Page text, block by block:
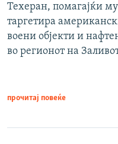
Техеран, помагајќи
таргетира
воени објекти и
во регионот на
прочитај повеќе